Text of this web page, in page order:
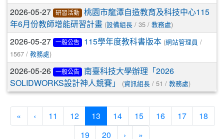
2026-05-27 研習活動
桃園市龍潭自造教育及科技中心115
年6月份教師增能研習計畫 (設備組長 / 35 / 教務處)
2026-05-27 一般公告 115學年度教科書版本 (網站管理員 /
1567 / 教務處)
2026-05-26 一般公告
南臺科技大學辦理「2026
SOLIDWORKS設計神人競賽」
(資訊組長 / 51 / 教務處)
« ‹ 11 12 13(current)
14 15 16 17 18
19 20 › »